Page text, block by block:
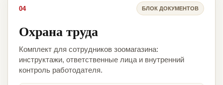
04 БЛОК ДОКУМЕНТОВ
Охрана труда
Комплект для сотрудников зоомагазина:
инструктажи, ответственные лица и внутренний
контроль работодателя.